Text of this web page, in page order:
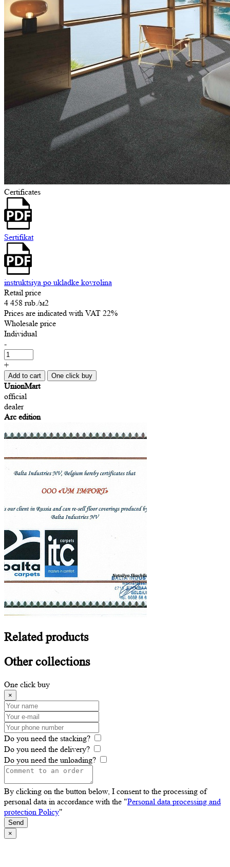
Certificates
Sertifikat
instruktsiya po ukladke kovrolina
Retail price
4 458 rub./м2
Prices are indicated with VAT 22%
Wholesale price
Individual
-
+
Add to cart One click buy
UnionMart
official
dealer
Arc edition
Relatedproducts
Othercollections
One click buy
×
Do you need the stacking?
Do you need the delivery?
Do you need the unloading?
By clicking on the button below, I consent to the processing of
personal data in accordance with the "Personal data processing and
protection Policy"
Send
×